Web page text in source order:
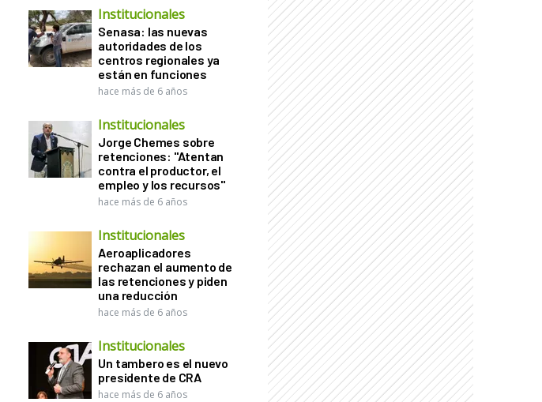
Institucionales
Senasa: las nuevas
autoridades de los
centros regionales ya
están en funciones
hace más de 6 años
Institucionales
Jorge Chemes sobre
retenciones: "Atentan
contra el productor, el
empleo y los recursos"
hace más de 6 años
Institucionales
Aeroaplicadores
rechazan el aumento de
las retenciones y piden
una reducción
hace más de 6 años
Institucionales
Un tambero es el nuevo
presidente de CRA
hace más de 6 años